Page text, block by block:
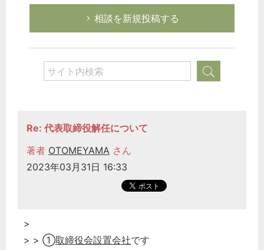
相談を新規投稿する
Re: 代表取締役解任について
著者 OTOMEYAMA さん
2023年03月31日 16:33
>
> > ①取締役会設置会社です